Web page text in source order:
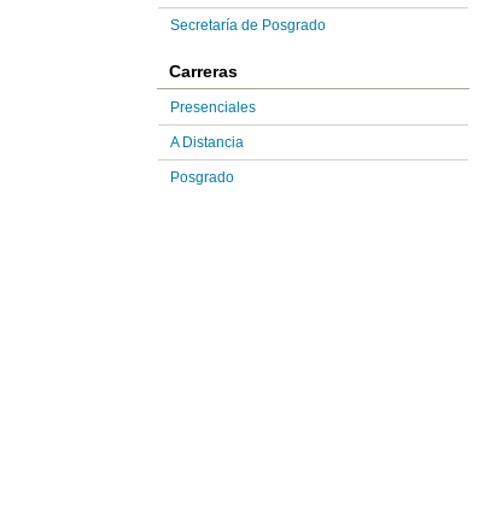
Secretaría de Posgrado
Carreras
Presenciales
A Distancia
Posgrado